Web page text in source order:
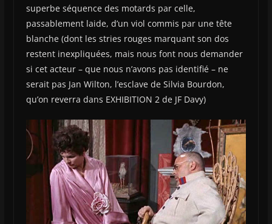
superbe séquence des motards par celle,
passablement laide, d’un viol commis par une tête
blanche (dont les stries rouges marquant son dos
restent inexpliquées, mais nous font nous demander
si cet acteur – que nous n’avons pas identifié – ne
serait pas Jan Wilton, l’esclave de Silvia Bourdon,
qu’on reverra dans EXHIBITION 2 de JF Davy)